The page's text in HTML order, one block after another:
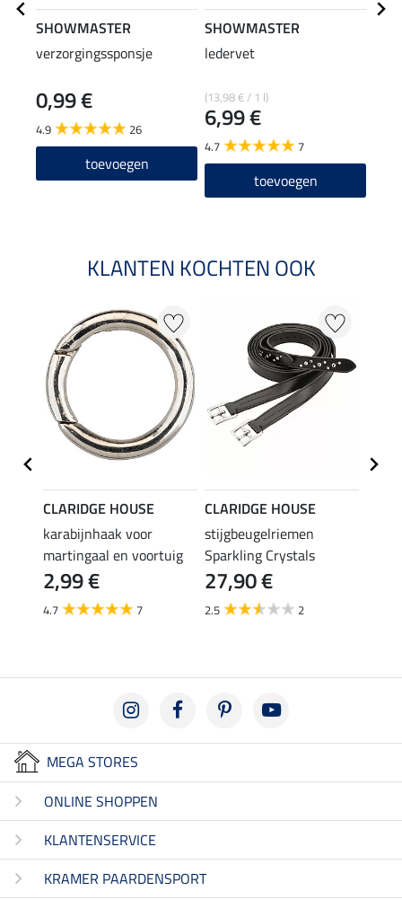
SHOWMASTER
verzorgingssponsje
0,99 €
4.9 26
toevoegen
SHOWMASTER
ledervet
(13,98 € / 1 l)
6,99 €
4.7 7
toevoegen
KLANTEN KOCHTEN OOK
CLARIDGE HOUSE
karabijnhaak voor
martingaal en voortuig
2,99 €
4.7 7
CLARIDGE HOUSE
stijgbeugelriemen
Sparkling Crystals
27,90 €
2.5 2
MEGA STORES
ONLINE SHOPPEN
KLANTENSERVICE
KRAMER PAARDENSPORT